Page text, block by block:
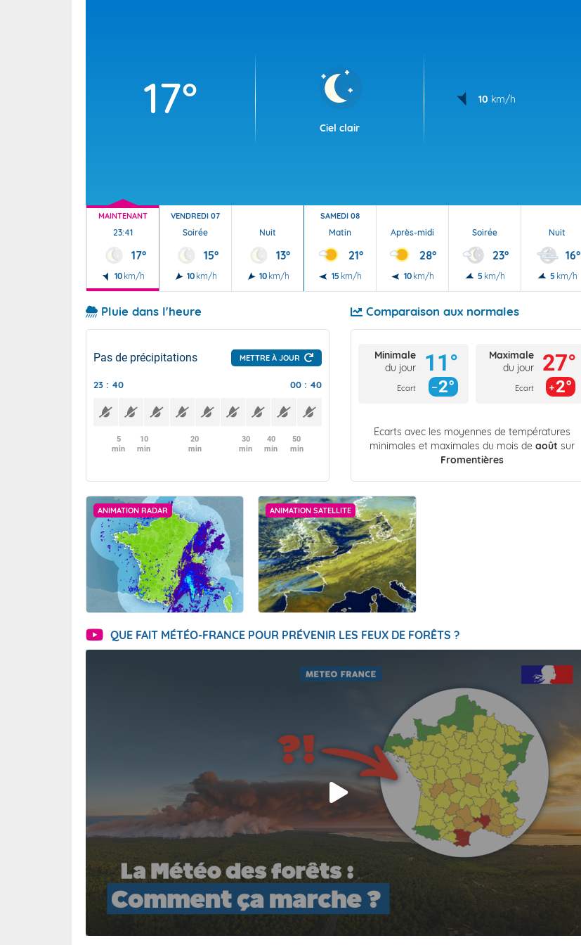
17°
Ciel clair
10 km/h
MAINTENANT
23:41
17°
10 km/h
VENDREDI 07
Soirée
15°
10 km/h
Nuit
13°
10 km/h
SAMEDI 08
Matin
21°
15 km/h
Après-midi
28°
10 km/h
Soirée
23°
5 km/h
Nuit
16°
5 km/h
Pluie dans l'heure
Pas de précipitations METTRE À JOUR
23 : 40 00 : 40
5
min
10
min
20
min
30
min
40
min
50
min
Comparaison aux normales
Minimale
du jour
Ecart
11°
2°
Maximale
du jour
Ecart
27°
2°
Écarts avec les moyennes de températures
minimales et maximales du mois de août sur
Fromentières
ANIMATION RADAR ANIMATION SATELLITE
QUE FAIT MÉTÉO-FRANCE POUR PRÉVENIR LES FEUX DE FORÊTS ?